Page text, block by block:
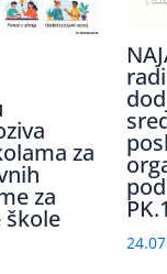
za
za
škole